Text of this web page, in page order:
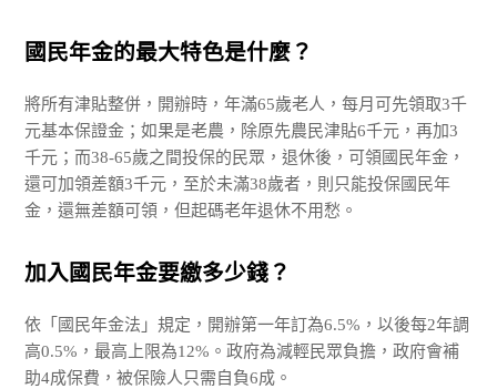
國民年金的最大特色是什麼？
將所有津貼整併，開辦時，年滿65歲老人，每月可先領取3千
元基本保證金；如果是老農，除原先農民津貼6千元，再加3
千元；而38-65歲之間投保的民眾，退休後，可領國民年金，
還可加領差額3千元，至於未滿38歲者，則只能投保國民年
金，還無差額可領，但起碼老年退休不用愁。
加入國民年金要繳多少錢？
依「國民年金法」規定，開辦第一年訂為6.5%，以後每2年調
高0.5%，最高上限為12%。政府為減輕民眾負擔，政府會補
助4成保費，被保險人只需自負6成。